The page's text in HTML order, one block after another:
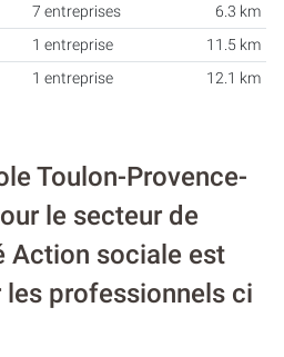
7 entreprises
6.3 km
1 entreprise
11.5 km
1 entreprise 12.1 km
Toulon-Provence-
le secteur de
Action sociale est
les professionnels ci